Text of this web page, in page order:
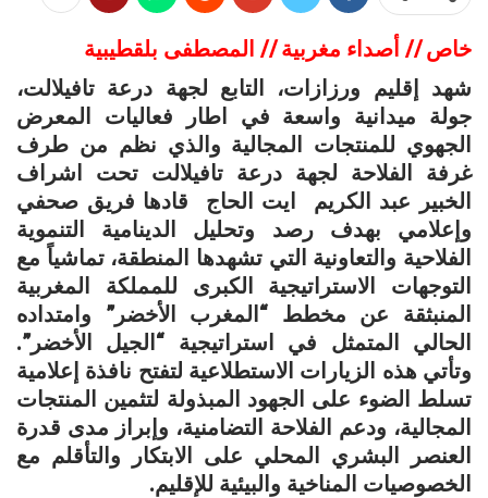
خاص // أصداء مغربية // المصطفى بلقطيبية
​شهد إقليم ورزازات، التابع لجهة درعة تافيلالت،
جولة ميدانية واسعة في اطار فعاليات المعرض
الجهوي للمنتجات المجالية والذي نظم من طرف
غرفة الفلاحة لجهة درعة تافيلالت تحت اشراف
الخبير عبد الكريم ايت الحاج قادها فريق صحفي
وإعلامي بهدف رصد وتحليل الدينامية التنموية
الفلاحية والتعاونية التي تشهدها المنطقة، تماشياً مع
التوجهات الاستراتيجية الكبرى للمملكة المغربية
المنبثقة عن مخطط “المغرب الأخضر” وامتداده
الحالي المتمثل في استراتيجية “الجيل الأخضر”.
وتأتي هذه الزيارات الاستطلاعية لتفتح نافذة إعلامية
تسلط الضوء على الجهود المبذولة لتثمين المنتجات
المجالية، ودعم الفلاحة التضامنية، وإبراز مدى قدرة
العنصر البشري المحلي على الابتكار والتأقلم مع
الخصوصيات المناخية والبيئية للإقليم.